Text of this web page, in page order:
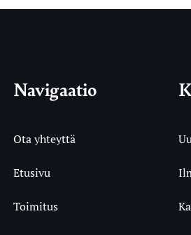
Navigaatio
Ota yhteyttä
Etusivu
Toimitus